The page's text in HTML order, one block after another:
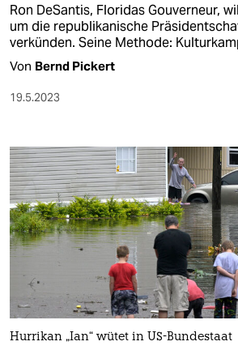
Ron DeSantis, Floridas Gouverneur,
um die republikanische
verkünden. Seine Methode:
Von Bernd Pickert
19.5.2023
Hurrikan „Ian“ wütet in US-Bundestaat